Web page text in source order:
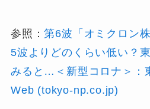
参照：第6波「オミクロン
5波よりどのくらい低い？
みると…＜新型コロナ＞：
Web (tokyo-np.co.jp)